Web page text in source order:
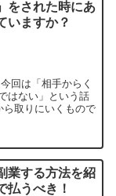
をされた時にあ
いますか？
回は「相手からく
はない」という話
ら取りにいくもので
業する方法を紹
払うべき！